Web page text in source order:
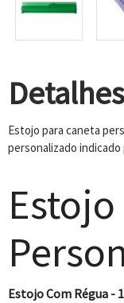
Detalhes
Estojo para caneta
personalizado
Estojo Com Régua -